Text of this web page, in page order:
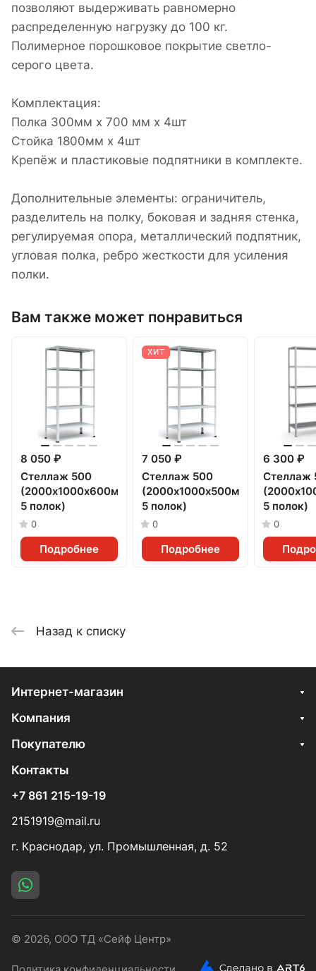
позволяют выдерживать равномерно
распределенную нагрузку до 100 кг.
Полимерное порошковое покрытие светло-
серого цвета.
Комплектация:
Полка 300мм х 700 мм x 4шт
Стойка 1800мм x 4шт
Крепёж и пластиковые подпятники в комплекте.
Дополнительные элементы: ограничитель,
разделитель на полку, боковая и задняя стенка,
регулируемая опора, металлический подпятник,
угловая полка, ребро жесткости для усиления
полки.
Вам также может понравиться
8 050 ₽
Стеллаж 500
(2000х1000х600мм,
5 полок)
0
Подробнее
ХИТ
7 050 ₽
Стеллаж 500
(2000х1000х500мм,
5 полок)
0
Подробнее
6 300 ₽
Стеллаж
5 полок)
0
Назад к списку
Интернет-магазин
Компания
Покупателю
Контакты
+7 861 215-19-19
2151919@mail.ru
г. Краснодар, ул. Промышленная, д. 52
© 2026, ООО ТД «Сейф Центр»